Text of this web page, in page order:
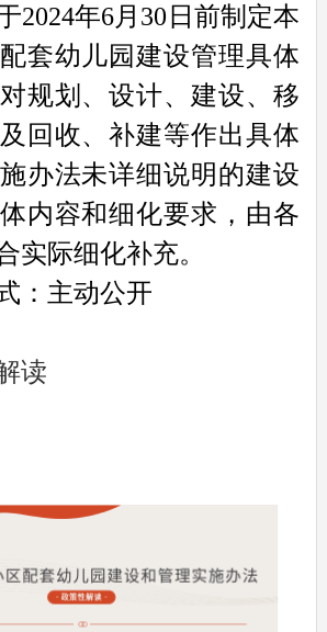
2024年6月30日前制定本
套幼儿园建设管理具体
规划、设计、建设、移
回收、补建等作出具体
办法未详细说明的建设
内容和细化要求，由各
实际细化补充。
主动公开
读